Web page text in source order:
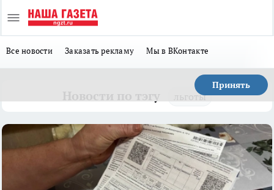
Все новости Заказать рекламу Мы в ВКонтакте
Принять
льготы